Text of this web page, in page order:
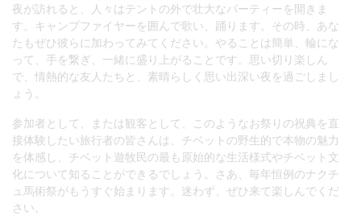
夜が訪れると、人々はテントの外で壮大なパーティーを開きま
す。キャンプファイヤーを囲んで歌い、踊ります。その時、あな
たもぜひ彼らに加わってみてください。やることは簡単、輪にな
って、手を繋ぎ、一緒に盛り上がることです。思い切り楽しん
で、情熱的な友人たちと、素晴らしく思い出深い夜を過ごしまし
ょう。
参加者として、または観客として、このようなお祭りの祝典を直
接体験したい旅行者の皆さんは、チベットの野生的で本物の魅力
を体感し、チベット遊牧民の最も原始的な生活様式やチベット文
化について知ることができるでしょう。さあ、毎年恒例のナクチ
ュ馬術祭がもうすぐ始まります。迷わず、ぜひ来て楽しんでくだ
さい。